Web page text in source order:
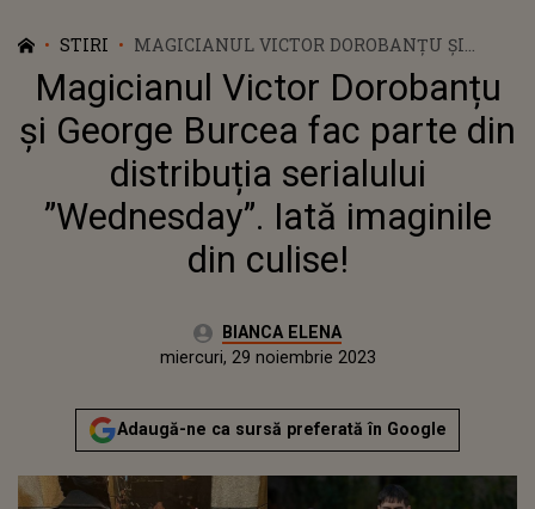
STIRI
MAGICIANUL VICTOR DOROBANȚU ȘI
GEORGE BURCEA FAC PARTE DIN
DISTRIBUȚIA SERIALULUI ”WEDNESDAY”.
IATĂ IMAGINILE DIN CULISE!
Magicianul Victor Dorobanțu
și George Burcea fac parte din
distribuția serialului
”Wednesday”. Iată imaginile
din culise!
Autor:BIANCA ELENA
marți, 29 noiembrie 2022
Actualizat:
miercuri, 29 noiembrie 2023
Adaugă-ne ca sursă preferată în Google